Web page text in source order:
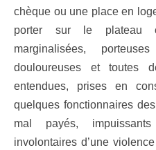
chèque ou une place en
porter sur le plateau
marginalisées,
douloureuses et toutes
entendues, prises en
quelques fonctionnaires
mal payés,
involontaires d’une